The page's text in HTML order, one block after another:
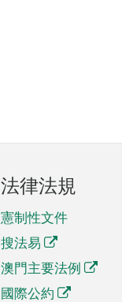
法律法規
憲制性文件
搜法易
澳門主要法例
國際公約